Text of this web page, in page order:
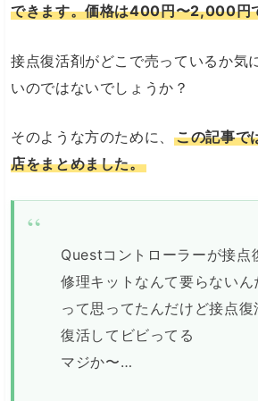
できます。価格は400円〜2,000円
接点復活剤がどこで売っているか気
いのではないでしょうか？
そのような方のために、この記事で
店をまとめました。
Questコントローラーが接点
修理キットなんて要らないん
って思ってたんだけど接点
復活してビビってる
マジか〜…